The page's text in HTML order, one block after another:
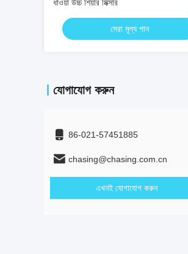
ধাওয়া উচ্চ শিয়ার মিক্সার
সেরা মূল্য পান
যোগাযোগ করুন
86-021-57451885
chasing@chasing.com.cn
এখনই যোগাযোগ করুন